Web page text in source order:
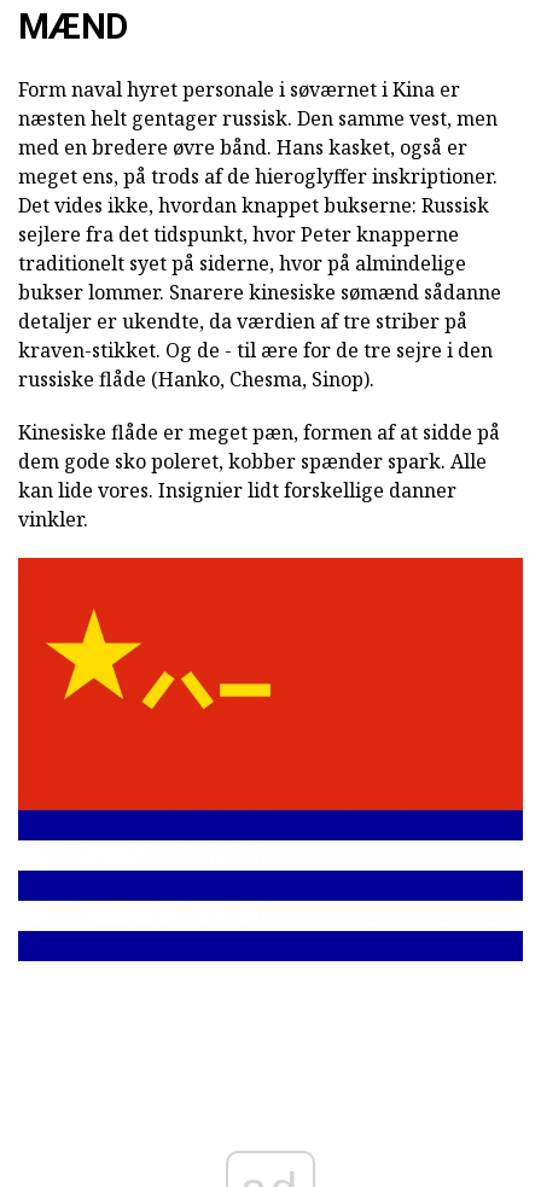
MÆND
Form naval hyret personale i søværnet i Kina er
næsten helt gentager russisk. Den samme vest, men
med en bredere øvre bånd. Hans kasket, også er
meget ens, på trods af de hieroglyffer inskriptioner.
Det vides ikke, hvordan knappet bukserne: Russisk
sejlere fra det tidspunkt, hvor Peter knapperne
traditionelt syet på siderne, hvor på almindelige
bukser lommer. Snarere kinesiske sømænd sådanne
detaljer er ukendte, da værdien af tre striber på
kraven-stikket. Og de - til ære for de tre sejre i den
russiske flåde (Hanko, Chesma, Sinop).
Kinesiske flåde er meget pæn, formen af at sidde på
dem gode sko poleret, kobber spænder spark. Alle
kan lide vores. Insignier lidt forskellige danner
vinkler.